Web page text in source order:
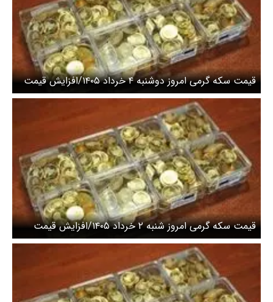
قیمت سکه گرمی امروز دوشنبه ۴ خرداد ۱۴۰۵/افزایش قیمت
سکه
قیمت سکه گرمی امروز شنبه ۲ خرداد ۱۴۰۵/افزایش قیمت
سکه